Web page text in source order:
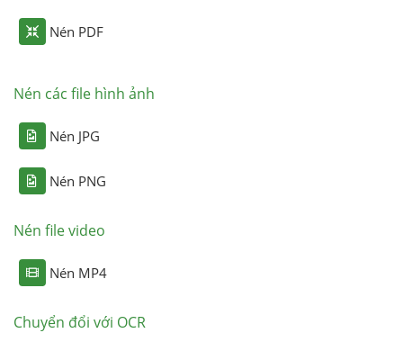
Nén PDF
Nén các file hình ảnh
Nén JPG
Nén PNG
Nén file video
Nén MP4
Chuyển đổi với OCR